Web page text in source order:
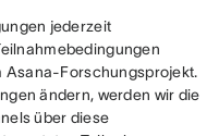
jederzeit
Asana-Forschungsprojekt.
ändern, werden wir die
über diese